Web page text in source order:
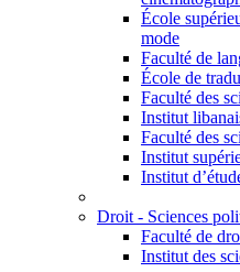
École
mode
Faculté de
École de
Faculté des
Institut
Faculté des
Institut
Institut
Droit - Sciences
Faculté de
Institut des